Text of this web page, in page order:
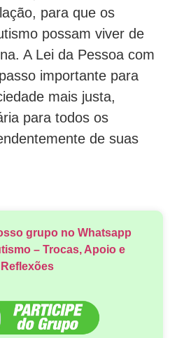
para que os
possam viver de
A Lei da Pessoa com
importante para
mais justa,
para todos os
de suas
grupo no Whatsapp
– Trocas, Apoio e
Reflexões